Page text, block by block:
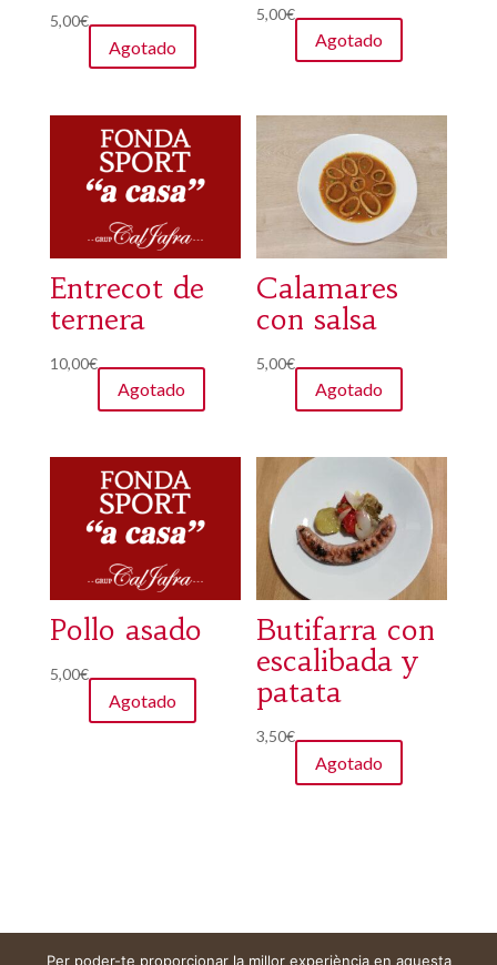
5,00€
Agotado
Valorad
o con
5,00€
Agotado
Entrecot de
ternera
10,00€
Agotado
Calamares
con salsa
5,00€
Agotado
Pollo asado
5,00€
Agotado
Butifarra con
escalibada y
patata
3,50€
Agotado
Per poder-te proporcionar la millor experiència en aquesta